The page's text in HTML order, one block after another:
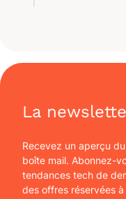
La
Recevez un aperçu
boîte mail. Abonnez-
tendances tech de
des offres réservées